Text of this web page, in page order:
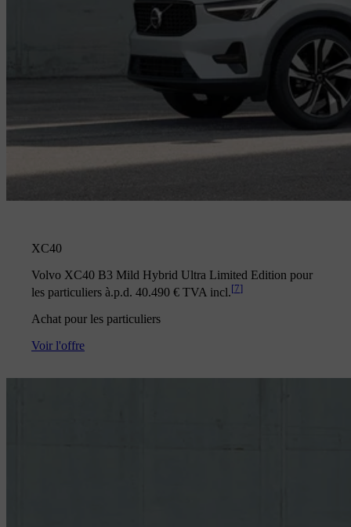
XC40
Volvo XC40 B3 Mild Hybrid Ultra Limited Edition pour
les particuliers à.p.d. 40.490 € TVA incl.[7]
Achat pour les particuliers
Voir l'offre